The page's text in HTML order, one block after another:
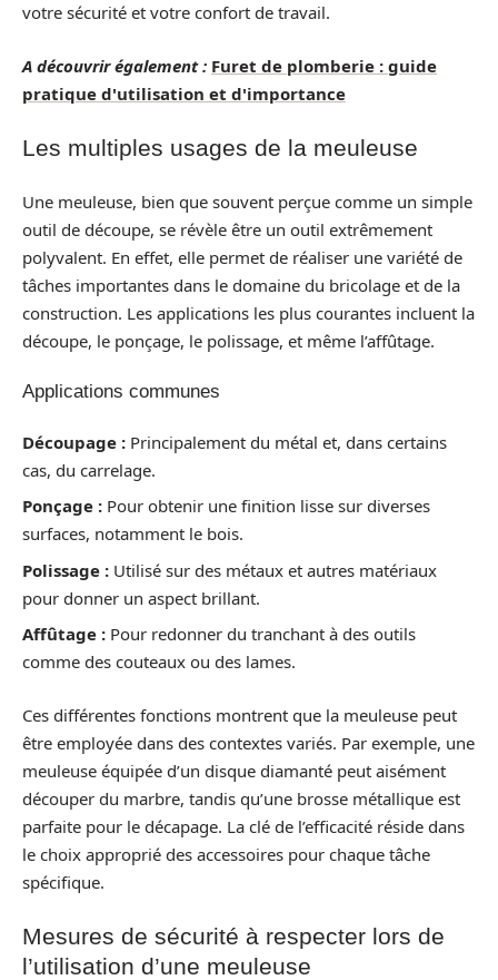
votre sécurité et votre confort de travail.
A découvrir également : Furet de plomberie : guide
pratique d'utilisation et d'importance
Les multiples usages de la meuleuse
Une meuleuse, bien que souvent perçue comme un simple
outil de découpe, se révèle être un outil extrêmement
polyvalent. En effet, elle permet de réaliser une variété de
tâches importantes dans le domaine du bricolage et de la
construction. Les applications les plus courantes incluent la
découpe, le ponçage, le polissage, et même l’affûtage.
Applications communes
Découpage : Principalement du métal et, dans certains
cas, du carrelage.
Ponçage : Pour obtenir une finition lisse sur diverses
surfaces, notamment le bois.
Polissage : Utilisé sur des métaux et autres matériaux
pour donner un aspect brillant.
Affûtage : Pour redonner du tranchant à des outils
comme des couteaux ou des lames.
Ces différentes fonctions montrent que la meuleuse peut
être employée dans des contextes variés. Par exemple, une
meuleuse équipée d’un disque diamanté peut aisément
découper du marbre, tandis qu’une brosse métallique est
parfaite pour le décapage. La clé de l’efficacité réside dans
le choix approprié des accessoires pour chaque tâche
spécifique.
Mesures de sécurité à respecter lors de
l’utilisation d’une meuleuse